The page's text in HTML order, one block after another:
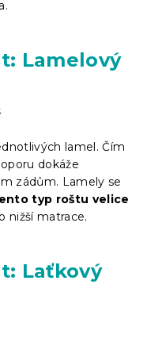
Lamelový
lamel. Čím
dokáže
zádům. Lamely se
typ roštu velice
nižší matrace.
Laťkový